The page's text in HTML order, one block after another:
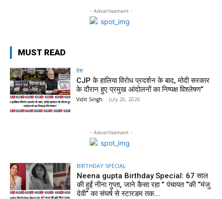
- Advertisement -
MUST READ
देश
CJP के हालिया विरोध प्रदर्शन के बाद, मोदी सरकार
के दौरान हुए प्रमुख आंदोलनों का निष्पक्ष विश्लेषण”
Vidit Singh - July 26, 2026
- Advertisement -
BIRTHDAY SPECIAL
Neena gupta Birthday Special: 67 साल
की हुईं नीना गुप्ता, जाने कैसा रहा ” पंचायत “की “मंजु
देवी” का संघर्ष से स्टारडम तक...